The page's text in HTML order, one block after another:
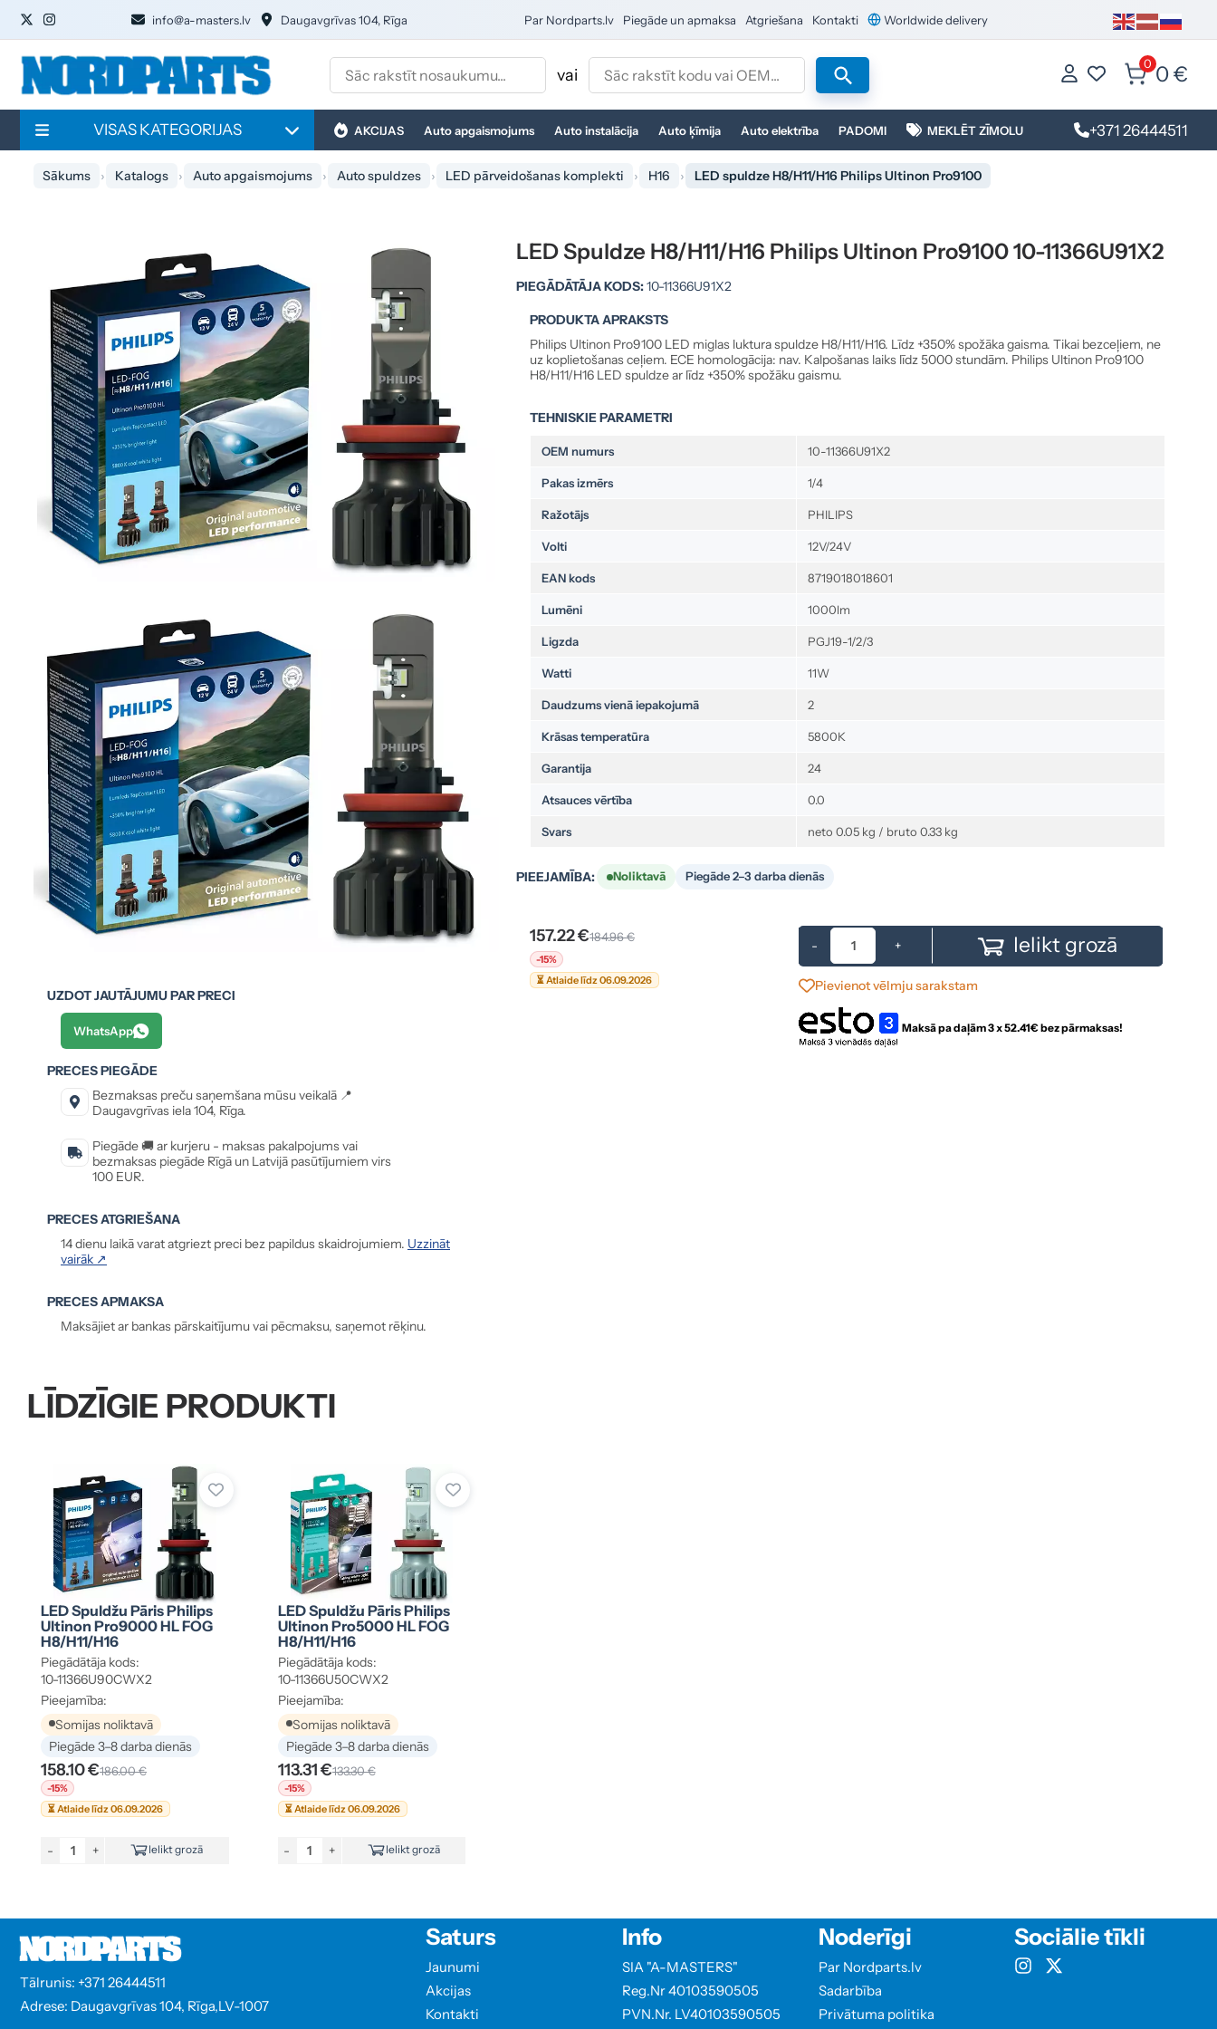
info@a-masters.lv Daugavgrīvas 104, Rīga Par Nordparts.lv Piegāde un apmaksa Atgriešana Kontakti Worldwide delivery
vai
0 0 €
VISAS KATEGORIJAS AKCIJAS Auto apgaismojums Auto instalācija Auto ķīmija Auto elektrība PADOMI MEKLĒT ZĪMOLU +371 26444511
Sākums Katalogs Auto apgaismojums Auto spuldzes LED pārveidošanas komplekti H16 LED spuldze H8/H11/H16 Philips Ultinon Pro9100
UZDOT JAUTĀJUMU PAR PRECI
WhatsApp
PRECES PIEGĀDE
Bezmaksas preču saņemšana mūsu veikalā 📍
Daugavgrīvas iela 104, Rīga.
Piegāde 🚚 ar kurjeru - maksas pakalpojums vai
bezmaksas piegāde Rīgā un Latvijā pasūtījumiem virs
100 EUR.
PRECES ATGRIEŠANA
14 dienu laikā varat atgriezt preci bez papildus skaidrojumiem. Uzzināt
vairāk ↗
PRECES APMAKSA
Maksājiet ar bankas pārskaitījumu vai pēcmaksu, saņemot rēķinu.
LED Spuldze H8/H11/H16 Philips Ultinon Pro9100 10-11366U91X2
PIEGĀDĀTĀJA KODS:10-11366U91X2
PRODUKTA APRAKSTS
Philips Ultinon Pro9100 LED miglas luktura spuldze H8/H11/H16. Līdz +350% spožāka gaisma. Tikai bezceļiem, ne
uz koplietošanas ceļiem. ECE homologācija: nav. Kalpošanas laiks līdz 5000 stundām. Philips Ultinon Pro9100
H8/H11/H16 LED spuldze ar līdz +350% spožāku gaismu.
TEHNISKIE PARAMETRI
OEM numurs 10-11366U91X2
Pakas izmērs 1/4
Ražotājs PHILIPS
Volti 12V/24V
EAN kods 8719018018601
Lumēni 1000lm
Ligzda PGJ19-1/2/3
Watti 11W
Daudzums vienā iepakojumā 2
Krāsas temperatūra 5800K
Garantija 24
Atsauces vērtība 0.0
Svars neto 0.05 kg / bruto 0.33 kg
PIEEJAMĪBA: Noliktavā Piegāde 2–3 darba dienās
157.22 €184.96 €
-15%
⏳ Atlaide līdz 06.09.2026
- + Ielikt grozā
Pievienot vēlmju sarakstam
Maksā pa daļām 3 x52.41€ bez pārmaksas!
LĪDZĪGIE PRODUKTI
LED Spuldžu Pāris Philips
Ultinon Pro9000 HL FOG
H8/H11/H16
Piegādātāja kods:
10-11366U90CWX2
Pieejamība:
Somijas noliktavā
Piegāde 3–8 darba dienās
158.10 €186.00 €
-15%
⏳ Atlaide līdz 06.09.2026
- + Ielikt grozā
LED Spuldžu Pāris Philips
Ultinon Pro5000 HL FOG
H8/H11/H16
Piegādātāja kods:
10-11366U50CWX2
Pieejamība:
Somijas noliktavā
Piegāde 3–8 darba dienās
113.31 €133.30 €
-15%
⏳ Atlaide līdz 06.09.2026
- + Ielikt grozā
Tālrunis: +371 26444511
Adrese: Daugavgrīvas 104, Rīga,LV-1007
Saturs
Jaunumi
Akcijas
Kontakti
Info
SIA "A-MASTERS"
Reg.Nr 40103590505
PVN.Nr. LV40103590505
Noderīgi
Par Nordparts.lv
Sadarbība
Privātuma politika
Sociālie tīkli